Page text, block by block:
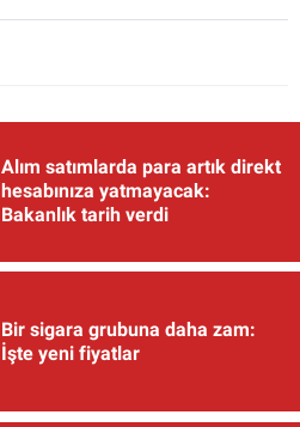
Alım satımlarda para artık direkt
hesabınıza yatmayacak:
Bakanlık tarih verdi
Bir sigara grubuna daha zam:
İşte yeni fiyatlar